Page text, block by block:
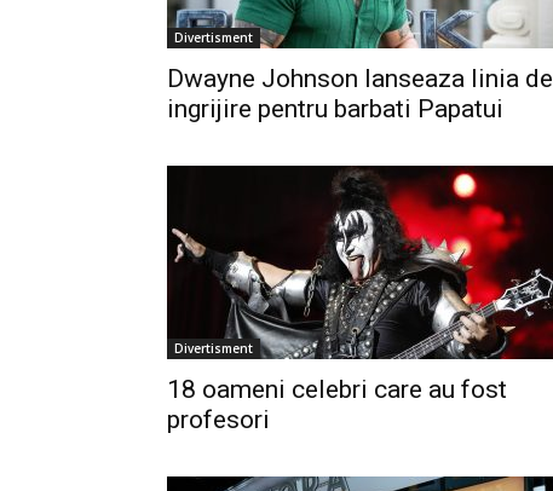
Divertisment
Dwayne Johnson lanseaza linia de
ingrijire pentru barbati Papatui
Divertisment
18 oameni celebri care au fost
profesori